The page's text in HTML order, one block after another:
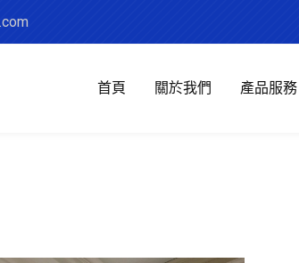
首頁 關於我們 產品服務